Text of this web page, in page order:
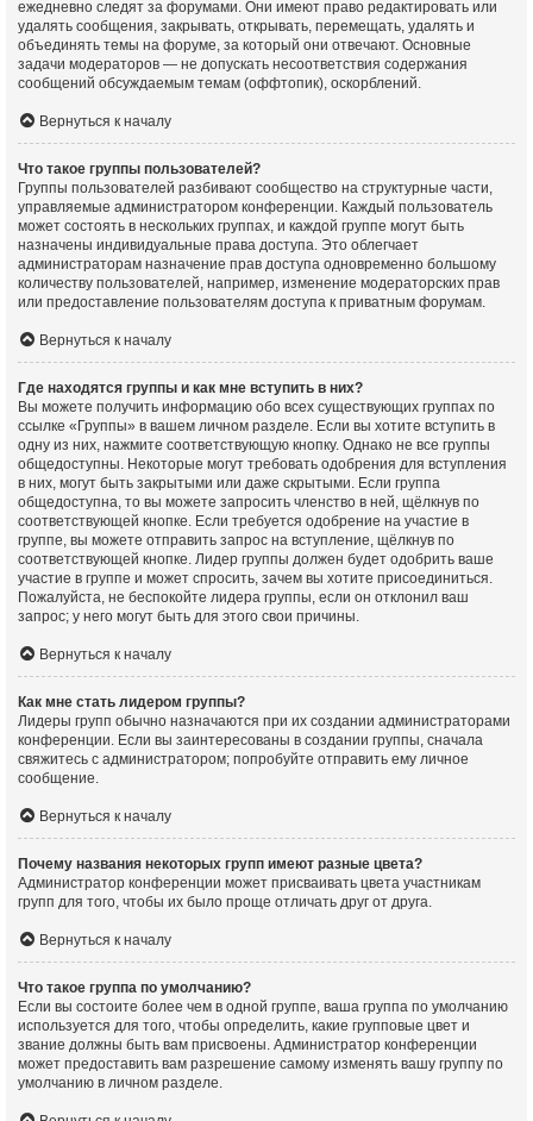
ежедневно следят за форумами. Они имеют право редактировать или
удалять сообщения, закрывать, открывать, перемещать, удалять и
объединять темы на форуме, за который они отвечают. Основные
задачи модераторов — не допускать несоответствия содержания
сообщений обсуждаемым темам (оффтопик), оскорблений.
Вернуться к началу
Что такое группы пользователей?
Группы пользователей разбивают сообщество на структурные части,
управляемые администратором конференции. Каждый пользователь
может состоять в нескольких группах, и каждой группе могут быть
назначены индивидуальные права доступа. Это облегчает
администраторам назначение прав доступа одновременно большому
количеству пользователей, например, изменение модераторских прав
или предоставление пользователям доступа к приватным форумам.
Вернуться к началу
Где находятся группы и как мне вступить в них?
Вы можете получить информацию обо всех существующих группах по
ссылке «Группы» в вашем личном разделе. Если вы хотите вступить в
одну из них, нажмите соответствующую кнопку. Однако не все группы
общедоступны. Некоторые могут требовать одобрения для вступления
в них, могут быть закрытыми или даже скрытыми. Если группа
общедоступна, то вы можете запросить членство в ней, щёлкнув по
соответствующей кнопке. Если требуется одобрение на участие в
группе, вы можете отправить запрос на вступление, щёлкнув по
соответствующей кнопке. Лидер группы должен будет одобрить ваше
участие в группе и может спросить, зачем вы хотите присоединиться.
Пожалуйста, не беспокойте лидера группы, если он отклонил ваш
запрос; у него могут быть для этого свои причины.
Вернуться к началу
Как мне стать лидером группы?
Лидеры групп обычно назначаются при их создании администраторами
конференции. Если вы заинтересованы в создании группы, сначала
свяжитесь с администратором; попробуйте отправить ему личное
сообщение.
Вернуться к началу
Почему названия некоторых групп имеют разные цвета?
Администратор конференции может присваивать цвета участникам
групп для того, чтобы их было проще отличать друг от друга.
Вернуться к началу
Что такое группа по умолчанию?
Если вы состоите более чем в одной группе, ваша группа по умолчанию
используется для того, чтобы определить, какие групповые цвет и
звание должны быть вам присвоены. Администратор конференции
может предоставить вам разрешение самому изменять вашу группу по
умолчанию в личном разделе.